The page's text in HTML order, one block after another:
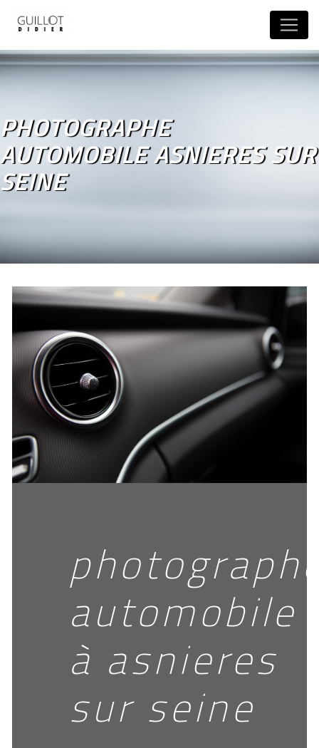
PHOTOGRAPHE
AUTOMOBILE ASNIERES SUR
SEINE
automobile
à asnieres
sur seine